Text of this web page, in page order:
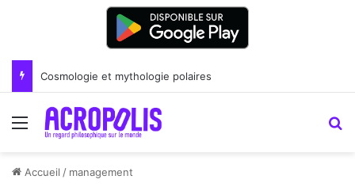
Cosmologie et mythologie polaires
Menu
Accueil / management